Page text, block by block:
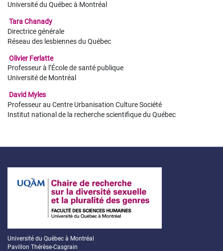
Université du Québec à Montréal
Tara Chanady
Directrice générale
Réseau des lesbiennes du Québec
Olivier Ferlatte
Professeur à l’École de santé publique
Université de Montréal
David Myles
Professeur au Centre Urbanisation Culture Société
Institut national de la recherche scientifique du Québec
Université du Québec à Montréal
Pavillon Thérèse-Casgrain